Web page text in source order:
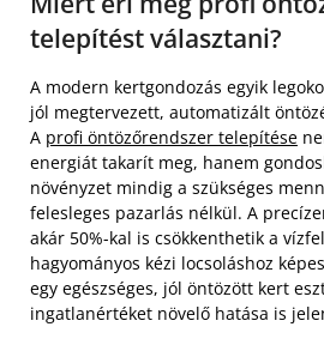
telepítést választani?
A modern kertgondozás egyik
jól megtervezett, automatizált
A profi öntözőrendszer telepítése
energiát takarít meg, hanem
növényzet mindig a szükséges
felesleges pazarlás nélkül. A
akár 50%-kal is csökkenthetik a
hagyományos kézi locsoláshoz
egy egészséges, jól öntözött kert
ingatlanértéket növelő hatása is